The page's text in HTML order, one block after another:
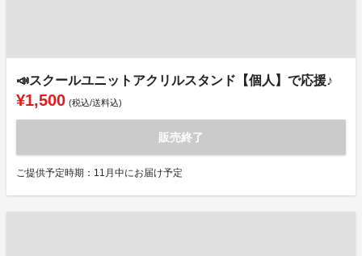
📣スクールユニットアクリルスタンド【個人】で応援♪
¥1,500 (税込/送料込)
販売終了
ご提供予定時期：11月中にお届け予定